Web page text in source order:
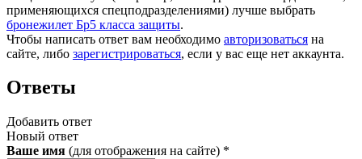
применяющихся спецподразделениями) лучше выбрать
бронежилет Бр5 класса защиты.
Чтобы написать ответ вам необходимо авторизоваться на
сайте, либо зарегистрироваться, если у вас еще нет аккаунта.
Ответы
Добавить ответ
Новый ответ
Ваше имя (для отображения на сайте) *